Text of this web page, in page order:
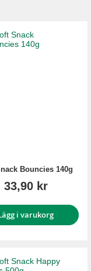
Bouncies 140g
33,90 kr
i varukorg